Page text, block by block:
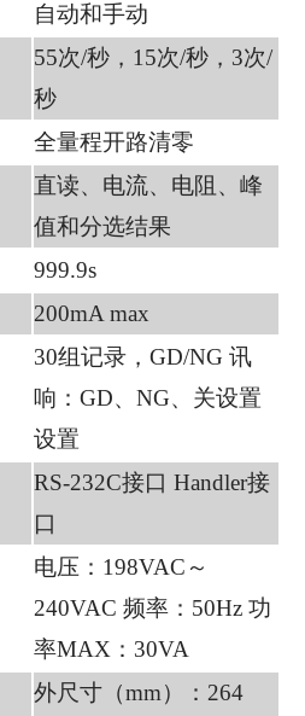
自动和手动
55次/秒，15次/秒，3次/
秒
全量程开路清零
直读、电流、电阻、峰
值和分选结果
999.9s
200mA max
30组记录，GD/NG 讯
响：GD、NG、关设置
设置
RS-232C接口 Handler接
口
电压：198VAC～
240VAC 频率：50Hz 功
率MAX：30VA
外尺寸（mm）：264